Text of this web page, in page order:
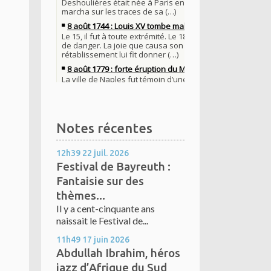
Notes récentes
12h39 22 juil. 2026
Festival de Bayreuth :
Fantaisie sur des
thèmes...
Il y a cent-cinquante ans
naissait le Festival de...
11h49 17 juin 2026
Abdullah Ibrahim, héros
jazz d’Afrique du Sud